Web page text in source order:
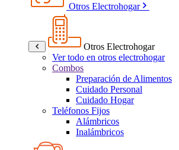
Otros Electrohogar
Otros Electrohogar
Ver todo en otros electrohogar
Combos
Preparación de Alimentos
Cuidado Personal
Cuidado Hogar
Teléfonos Fijos
Alámbricos
Inalámbricos